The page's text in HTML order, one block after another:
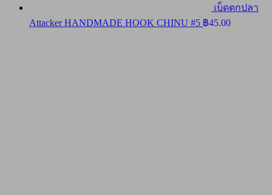
เบ็ดตกปลา
Attacker HANDMADE HOOK CHINU #5 ฿45.00